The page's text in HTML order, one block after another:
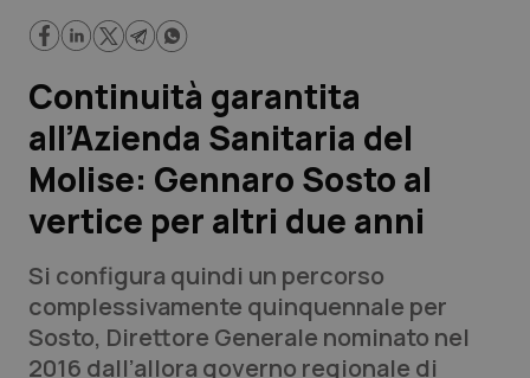
Regioni e Asl
Lavoro e Professioni
Scienza e Farmaci
Studi e Analisi
Lettere al direttore
Edizioni Regionali
Continuità garantita
all’Azienda Sanitaria del
Molise: Gennaro Sosto al
vertice per altri due anni
Si configura quindi un percorso
complessivamente quinquennale per
Sosto, Direttore Generale nominato nel
2016 dall’allora governo regionale di